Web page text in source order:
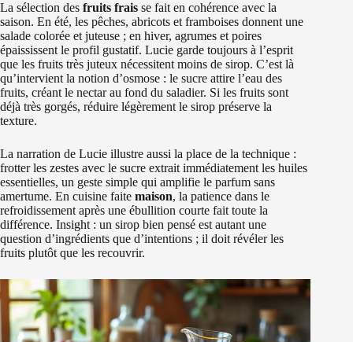
La sélection des fruits frais se fait en cohérence avec la
saison. En été, les pêches, abricots et framboises donnent une
salade colorée et juteuse ; en hiver, agrumes et poires
épaississent le profil gustatif. Lucie garde toujours à l’esprit
que les fruits très juteux nécessitent moins de sirop. C’est là
qu’intervient la notion d’osmose : le sucre attire l’eau des
fruits, créant le nectar au fond du saladier. Si les fruits sont
déjà très gorgés, réduire légèrement le sirop préserve la
texture.
La narration de Lucie illustre aussi la place de la technique :
frotter les zestes avec le sucre extrait immédiatement les huiles
essentielles, un geste simple qui amplifie le parfum sans
amertume. En cuisine faite maison, la patience dans le
refroidissement après une ébullition courte fait toute la
différence. Insight : un sirop bien pensé est autant une
question d’ingrédients que d’intentions ; il doit révéler les
fruits plutôt que les recouvrir.